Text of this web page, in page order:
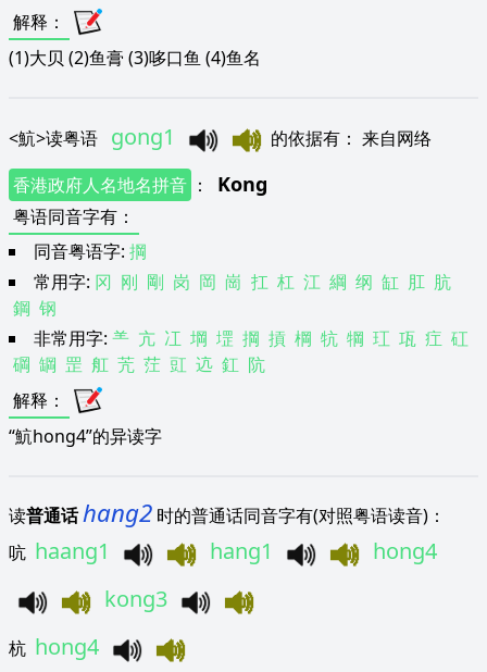
解释 ：
(1)大贝 (2)鱼膏 (3)哆口鱼 (4)鱼名
<魧>读粤语 gong1 的依据有 ： 来自网络
香港政府人名地名拼音 ： Kong
粤语同音字有 ：
同音粤语字: 掆
常用字: 冈 刚 剛 岗 岡 崗 扛 杠 江 綱 纲 缸 肛 肮
鋼 钢
非常用字: ⺷ 亢 冮 堈 堽 掆 摃 棡 牨 犅 玒 瓨 疘 矼
碙 罁 罡 舡 苀 茳 豇 迒 釭 阬
解释 ：
“魧hong4”的异读字
读普通话hang2 时的普通话同音字有(对照粤语读音)：
吭 haang1 hang1
hong4
kong3
杭 hong4